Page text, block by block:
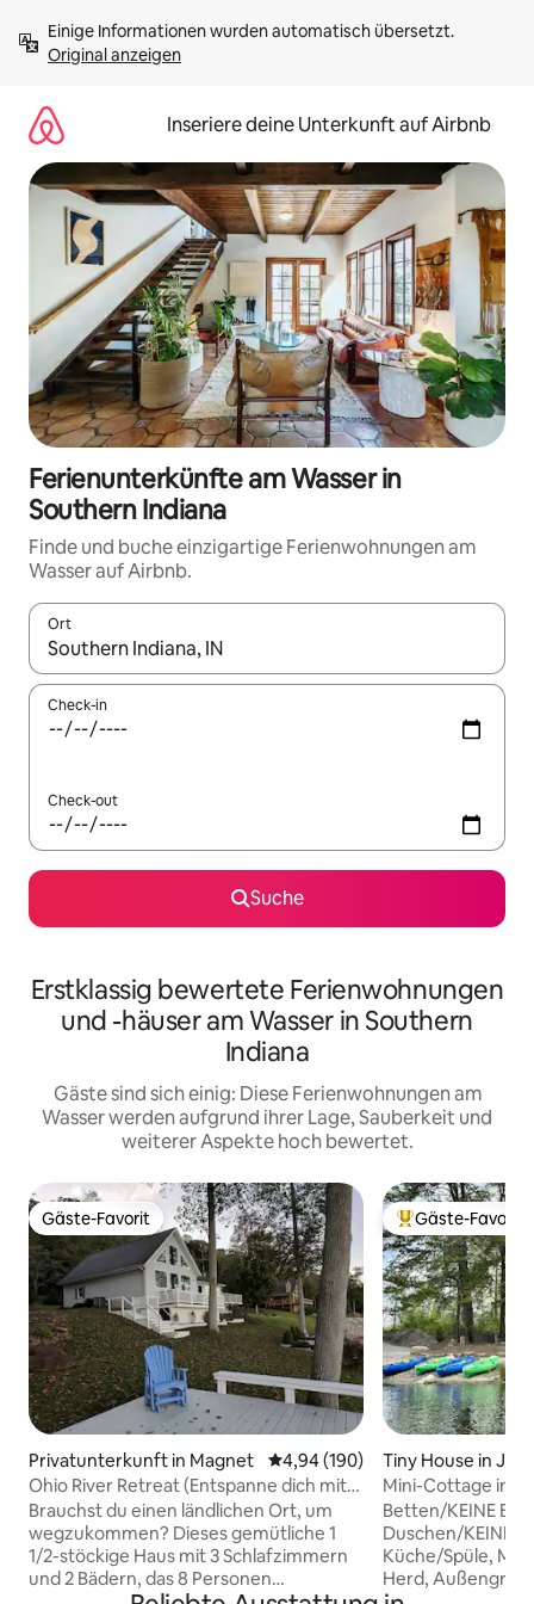
Inhalten
springenOriginal anzeigen
Inseriere deine Unterkunft auf Airbnb
Ferienunterkünfte am Wasser in
Southern Indiana
Finde und buche einzigartige Ferienwohnungen am
Wasser auf Airbnb.
Ort
Wenn Ergebnisse verfügbar sind, navigiere mit den
Check-in
Check-out
Suche
Erstklassig bewertete Ferienwohnungen
und -häuser am Wasser in Southern
Indiana
Gäste sind sich einig: Diese Ferienwohnungen am
Wasser werden aufgrund ihrer Lage, Sauberkeit und
weiterer Aspekte hoch bewertet.
Gäste-Favorit
Gäste-Favorit
Privatunterkunft in Magnet Durchschnittliche Bewertung:
4,94 (190)
Ohio River Retreat (Entspanne dich mit
uns am Fluss)
Brauchst du einen ländlichen Ort, um
wegzukommen? Dieses gemütliche 1
1/2-stöckige Haus mit 3 Schlafzimmern
und 2 Bädern, das 8 Personen
Beliebter Gäste-
Gäste-Favorit
Tiny House in
Mini-Cottage im
Leerlaufzone
Betten/KEINE
Duschen/KEINE
Küche/Spüle,
Herd, Außengrill,